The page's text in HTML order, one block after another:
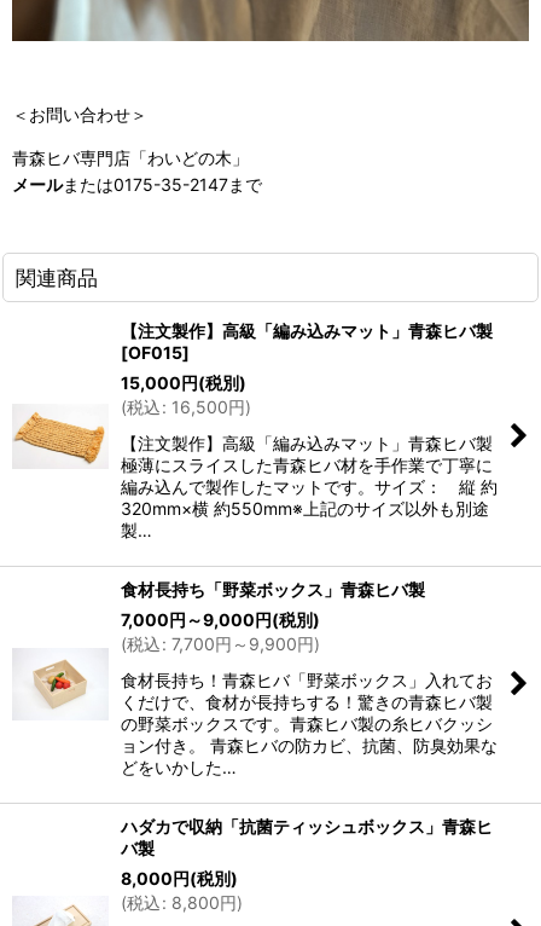
＜お問い合わせ＞
青森ヒバ専門店「わいどの木」
メールまたは0175-35-2147まで
関連商品
【注文製作】高級「編み込みマット」青森ヒバ製
[OF015]
15,000円(税別)
(税込: 16,500円)
【注文製作】高級「編み込みマット」青森ヒバ製
極薄にスライスした青森ヒバ材を手作業で丁寧に
編み込んで製作したマットです。サイズ： 縦 約
320mm×横 約550mm※上記のサイズ以外も別途
製…
食材長持ち「野菜ボックス」青森ヒバ製
7,000円 ～9,000円(税別)
(税込: 7,700円 ～9,900円)
食材長持ち！青森ヒバ「野菜ボックス」入れてお
くだけで、食材が長持ちする！驚きの青森ヒバ製
の野菜ボックスです。青森ヒバ製の糸ヒバクッシ
ョン付き。 青森ヒバの防カビ、抗菌、防臭効果な
どをいかした…
ハダカで収納「抗菌ティッシュボックス」青森ヒ
バ製
8,000円(税別)
(税込: 8,800円)